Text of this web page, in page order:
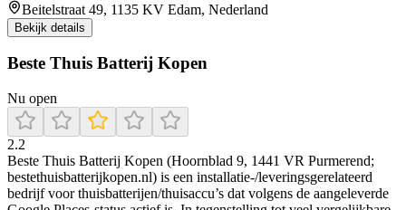
Beitelstraat 49, 1135 KV Edam, Nederland
Bekijk details
Beste Thuis Batterij Kopen
Nu open
2.2
Beste Thuis Batterij Kopen (Hoornblad 9, 1441 VR Purmerend;
bestethuisbatterijkopen.nl) is een installatie-/leveringsgerelateerd
bedrijf voor thuisbatterijen/thuisaccu’s dat volgens de aangeleverde